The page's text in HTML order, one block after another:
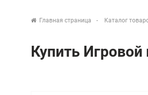
Главная страница Каталог
Купить Игровой